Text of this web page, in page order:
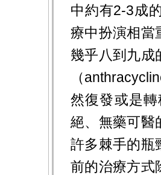
中約有2-3成
療中扮演相當
幾乎八到九成
（
然復發或是
絕、無藥可醫
許多棘手的瓶
前的治療方式